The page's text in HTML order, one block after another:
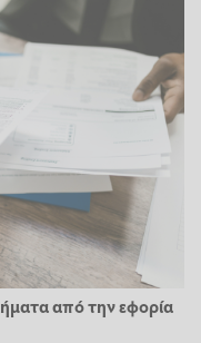
από την εφορία